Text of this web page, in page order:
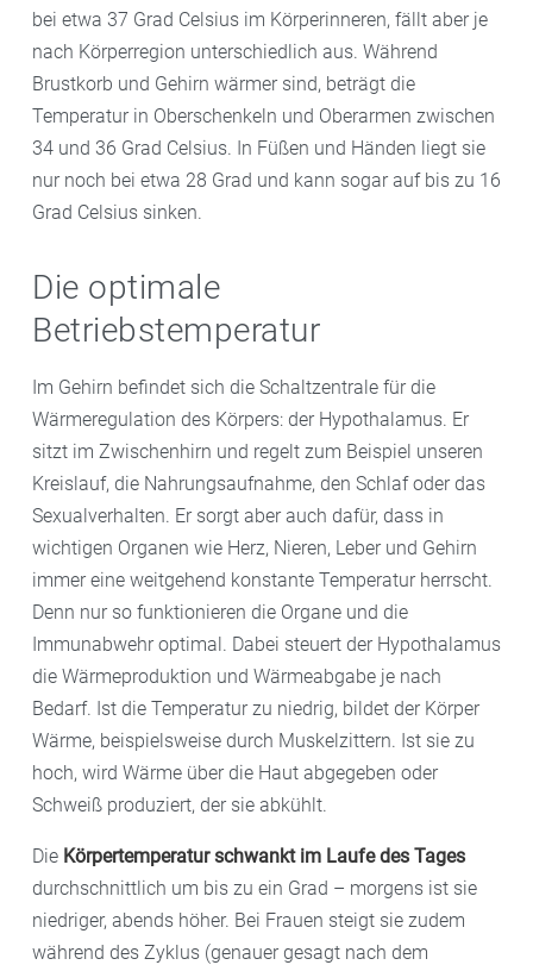
bei etwa 37 Grad Celsius im Körperinneren, fällt aber je
nach Körperregion unterschiedlich aus. Während
Brustkorb und Gehirn wärmer sind, beträgt die
Temperatur in Oberschenkeln und Oberarmen zwischen
34 und 36 Grad Celsius. In Füßen und Händen liegt sie
nur noch bei etwa 28 Grad und kann sogar auf bis zu 16
Grad Celsius sinken.
Die optimale
Betriebstemperatur
Im Gehirn befindet sich die Schaltzentrale für die
Wärmeregulation des Körpers: der Hypothalamus. Er
sitzt im Zwischenhirn und regelt zum Beispiel unseren
Kreislauf, die Nahrungsaufnahme, den Schlaf oder das
Sexualverhalten. Er sorgt aber auch dafür, dass in
wichtigen Organen wie Herz, Nieren, Leber und Gehirn
immer eine weitgehend konstante Temperatur herrscht.
Denn nur so funktionieren die Organe und die
Immunabwehr optimal. Dabei steuert der Hypothalamus
die Wärmeproduktion und Wärmeabgabe je nach
Bedarf. Ist die Temperatur zu niedrig, bildet der Körper
Wärme, beispielsweise durch Muskelzittern. Ist sie zu
hoch, wird Wärme über die Haut abgegeben oder
Schweiß produziert, der sie abkühlt.
Die Körpertemperatur schwankt im Laufe des Tages
durchschnittlich um bis zu ein Grad – morgens ist sie
niedriger, abends höher. Bei Frauen steigt sie zudem
während des Zyklus (genauer gesagt nach dem